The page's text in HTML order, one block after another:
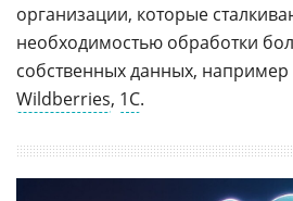
организации, которые
необходимостью обработки
собственных данных, например
Wildberries, 1С.